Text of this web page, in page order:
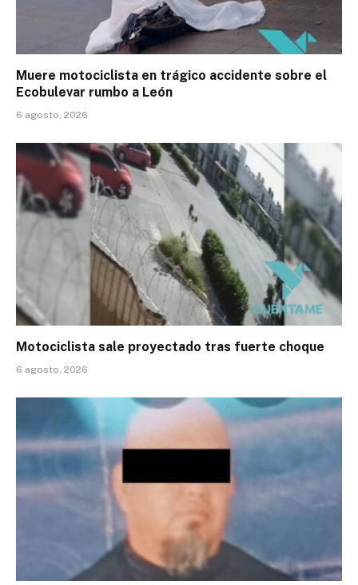
Muere motociclista en trágico accidente sobre el
Ecobulevar rumbo a León
6 agosto, 2026
Motociclista sale proyectado tras fuerte choque
6 agosto, 2026